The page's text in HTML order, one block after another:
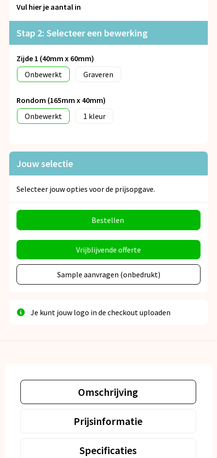
Snoepgoed
Spellen voor binnen en buiten
Veiligheid, Auto en Fiets
Vrije tijd en Strand
Anti-stress
Vul hier je aantal in
Stap 2: Selecteer een bewerking
Zijde 1 (40mm x 60mm)
Onbewerkt
Graveren
Rondom (165mm x 40mm)
Onbewerkt
1
Jouw selectie
Selecteer jouw opties voor de prijsopgave.
Bestellen
Vrijblijvende offerte
Sample aanvragen (onbedrukt)
Je kunt jouw logo in de checkout uploaden
Omschrijving
Prijsinformatie
Specificaties